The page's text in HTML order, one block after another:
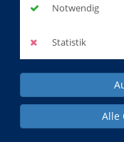
Notwendig
Statistik
Alle
Berufliche
mehr erfahren